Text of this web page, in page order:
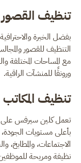
تنظيف ا
بفضل الخبرة
التنظيف للقصور
مع المساحات المختلفة
ورونقًا للمنشآت الراقية.
تنظيف ا
تعمل كلين سيرفس على
بأعلى مستويات الجودة،
الاجتماعات، والمطابخ،
نظيفة ومريحة